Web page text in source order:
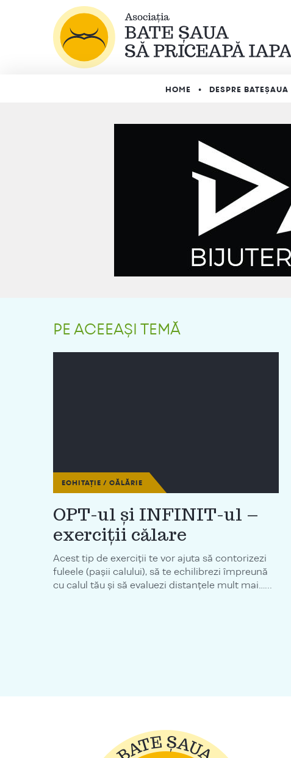
HOME DESPRE BATEȘAUA
PE ACEEAȘI TEMĂ
ECHITAȚIE / CĂLĂRIE
OPT-ul și INFINIT-ul –
exerciții călare
Acest tip de exerciții te vor ajuta să contorizezi
fuleele (pașii calului), să te echilibrezi împreună
cu calul tău și să evaluezi distanțele mult mai…...